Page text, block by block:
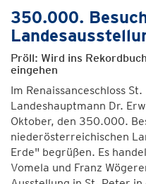
350.000.
Pröll: Wird ins
eingehen
Im Renaissanceschloss
Landeshauptmann Dr.
Oktober, den 350.000.
niederösterreichischen
Erde" begrüßen. Es
Vomela und Franz